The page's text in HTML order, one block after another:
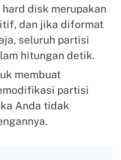
disk merupakan
dan jika diformat
seluruh partisi
hitungan detik.
membuat
partisi
Anda tidak